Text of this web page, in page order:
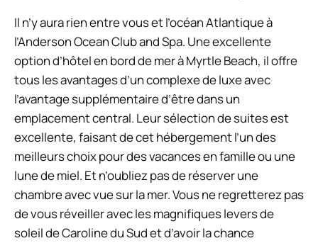
Il n’y aura rien entre vous et l’océan Atlantique à
l’Anderson Ocean Club and Spa. Une excellente
option d’hôtel en bord de mer à Myrtle Beach, il offre
tous les avantages d’un complexe de luxe avec
l’avantage supplémentaire d’être dans un
emplacement central. Leur sélection de suites est
excellente, faisant de cet hébergement l’un des
meilleurs choix pour des vacances en famille ou une
lune de miel. Et n’oubliez pas de réserver une
chambre avec vue sur la mer. Vous ne regretterez pas
de vous réveiller avec les magnifiques levers de
soleil de Caroline du Sud et d’avoir la chance